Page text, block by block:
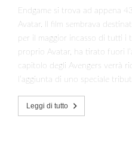
Endgame si trova ad appena
Avatar. Il film sembrava
per il maggior incasso di tutti i
proprio Avatar, ha tirato fuori
capitolo degli Avengers verrà
l’aggiunta di uno speciale
Leggi di tutto